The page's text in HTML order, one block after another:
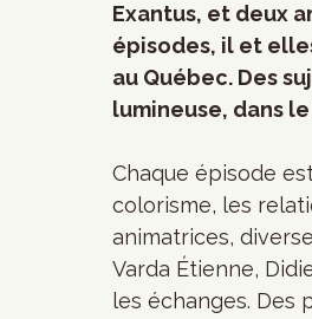
Exantus, et deux
épisodes, il et
au Québec. Des
lumineuse, dans
Chaque épisode
colorisme, les
animatrices,
Varda Étienne,
les échanges. Des